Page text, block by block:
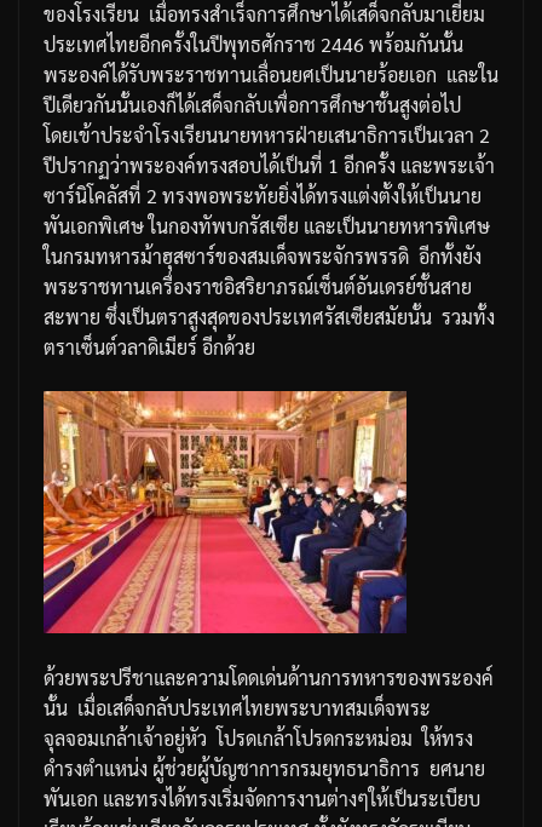
ของโรงเรียน เมื่อทรงสำเร็จการศึกษาได้เสด็จกลับมาเยี่ยม
ประเทศไทยอีกครั้งในปีพุทธศักราช 2446 พร้อมกันนั้น
พระองค์ได้รับพระราชทานเลื่อนยศเป็นนายร้อยเอก และใน
ปีเดียวกันนั้นเองก็ได้เสด็จกลับเพื่อการศึกษาชั้นสูงต่อไป
โดยเข้าประจำโรงเรียนนายทหารฝ่ายเสนาธิการเป็นเวลา 2
ปีปรากฏว่าพระองค์ทรงสอบได้เป็นที่ 1 อีกครั้ง และพระเจ้า
ซาร์นิโคลัสที่ 2 ทรงพอพระทัยยิ่งได้ทรงแต่งตั้งให้เป็นนาย
พันเอกพิเศษในกองทัพบกรัสเซีย และเป็นนายทหารพิเศษ
ในกรมทหารม้าฮุสซาร์ของสมเด็จพระจักรพรรดิ อีกทั้งยัง
พระราชทานเครื่องราชอิสริยาภรณ์เซ็นต์อันเดรย์ชั้นสาย
สะพาย ซึ่งเป็นตราสูงสุดของประเทศรัสเซียสมัยนั้น รวมทั้ง
ตราเซ็นต์วลาดิเมียร์ อีกด้วย
ด้วยพระปรีชาและความโดดเด่นด้านการทหารของพระองค์
นั้น เมื่อเสด็จกลับประเทศไทยพระบาทสมเด็จพระ
จุลจอมเกล้าเจ้าอยู่หัว โปรดเกล้าโปรดกระหม่อม ให้ทรง
ดำรงตำแหน่ง ผู้ช่วยผู้บัญชาการกรมยุทธนาธิการ ยศนาย
พันเอก และทรงได้ทรงเริ่มจัดการงานต่างๆให้เป็นระเบียบ